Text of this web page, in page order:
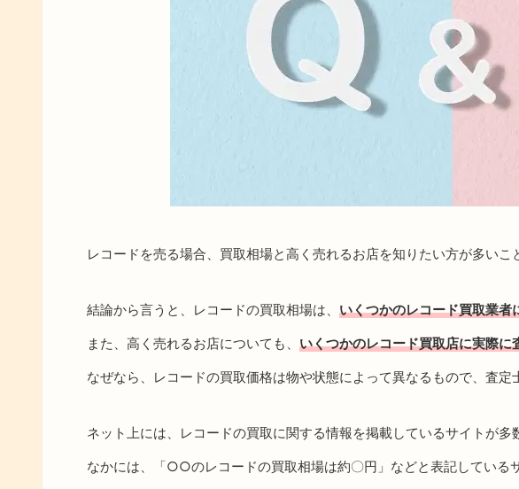
レコードを売る場合、買取相場と高く売れるお店を知りたい方が多いこ
結論から言うと、レコードの買取相場は、 いくつかのレコード買取業者
また、高く売れるお店についても、 いくつかのレコード買取店に実際
なぜなら、レコードの買取価格は物や状態によって異なるもので、査定
ネット上には、レコードの買取に関する情報を掲載しているサイトが多
なかには、「○○のレコードの買取相場は約〇円」などと表記している